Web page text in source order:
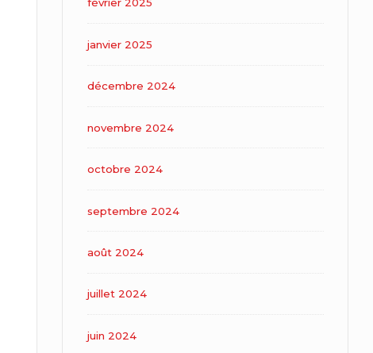
février 2025
janvier 2025
décembre 2024
novembre 2024
octobre 2024
septembre 2024
août 2024
juillet 2024
juin 2024